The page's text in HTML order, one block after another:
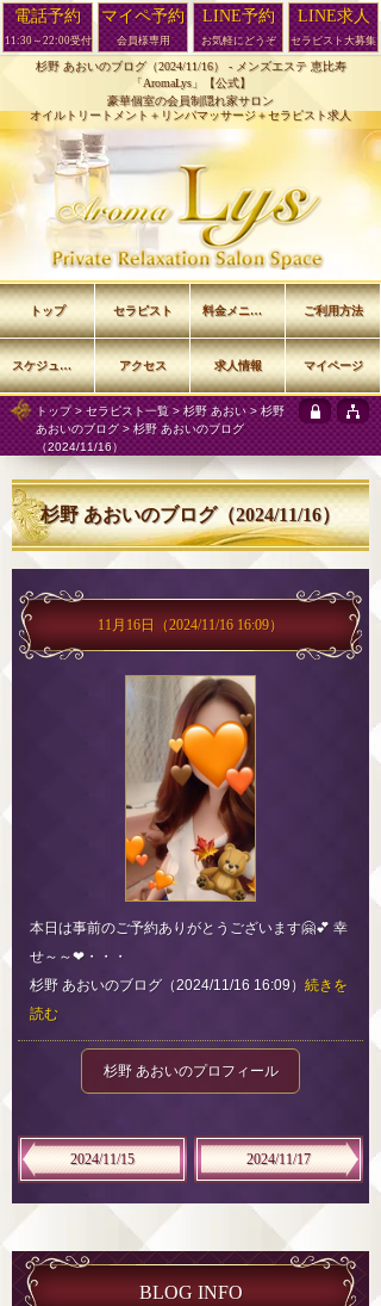
杉野 あおいのブログ（2024/11/16） - メンズエステ 恵比寿
「AromaLys」【公式】
豪華個室の会員制隠れ家サロン
オイルトリートメント＋リンパマッサージ＋セラピスト求人
トップ> セラピスト一覧 >杉野 あおい > 杉野
あおいのブログ > 杉野 あおいのブログ
（2024/11/16）
杉野 あおいのブログ（2024/11/16）
11月16日 （2024/11/16 16:09）
本日は事前のご予約ありがとうございます🤗💕 幸
せ～～❤・・・
杉野 あおいのブログ（2024/11/16 16:09） 続きを
読む
杉野 あおいのプロフィール
2024/11/15 2024/11/17
BLOG INFO
トップ セラピスト 料金メニュー ご利用方法
スケジュール アクセス 求人情報 マイページ
電話予約
11:30～22:00受付
マイペ予約
会員様専用
LINE予約
お気軽にどうぞ
LINE求人
セラピスト大募集